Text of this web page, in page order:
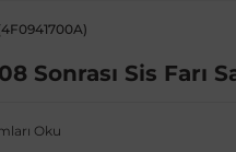
Sonrası Sis Farı
Oku